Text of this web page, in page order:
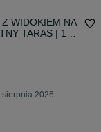
WIDOKIEM NA
TARAS | 190
2026